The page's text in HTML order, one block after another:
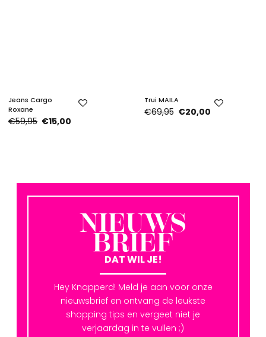
Jeans Cargo
Roxane
€59,95 €15,00
Trui MAILA
€69,95 €20,00
NIEUWS
BRIEF
DAT WIL JE!
Hey Knapperd! Meld je aan voor onze
nieuwsbrief en ontvang de leukste
shopping tips en vergeet niet je
verjaardag in te vullen ;)